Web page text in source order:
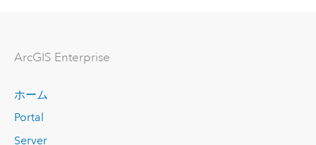
ArcGIS Enterprise
ホーム
Portal
Server